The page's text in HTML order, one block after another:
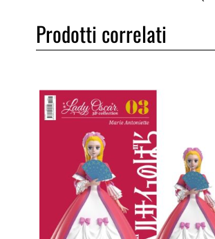
Prodotti correlati